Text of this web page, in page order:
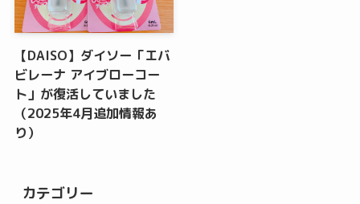
【DAISO】ダイソー「エバ
ビレーナ アイブローコー
ト」が復活していました
（2025年4月追加情報あ
り）
カテゴリー